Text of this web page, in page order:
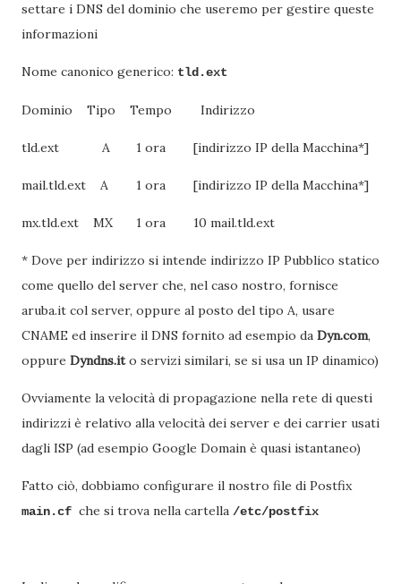
settare i DNS del dominio che useremo per gestire queste
informazioni
Nome canonico generico: tld.ext
Dominio Tipo Tempo Indirizzo
tld.ext A 1 ora [indirizzo IP della Macchina*]
mail.tld.ext A 1 ora [indirizzo IP della Macchina*]
mx.tld.ext MX 1 ora 10 mail.tld.ext
* Dove per indirizzo si intende indirizzo IP Pubblico statico
come quello del server che, nel caso nostro, fornisce
aruba.it col server, oppure al posto del tipo A, usare
CNAME ed inserire il DNS fornito ad esempio da Dyn.com,
oppure Dyndns.ito servizi similari, se si usa un IP dinamico)
Ovviamente la velocità di propagazione nella rete di questi
indirizzi è relativo alla velocità dei server e dei carrier usati
dagli ISP (ad esempio Google Domain è quasi istantaneo)
Fatto ciò, dobbiamo configurare il nostro file di Postfix
main.cf che si trova nella cartella /etc/postfix